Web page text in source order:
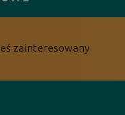
zainteresowany